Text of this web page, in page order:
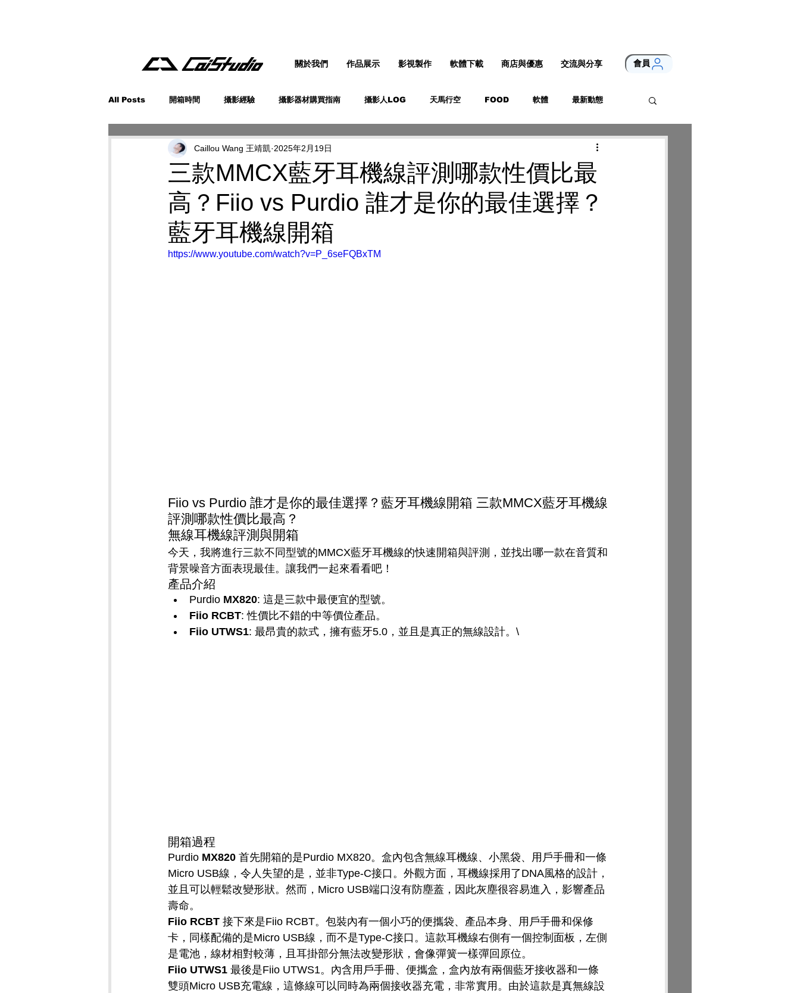
All Posts 開箱時間 攝影經驗 攝影器材購買指南 攝影人LOG 天馬行空 FOOD 軟體 最新動態
三款MMCX藍牙耳機線評測哪款性價比最
高？Fiio vs Purdio 誰才是你的最佳選擇？
藍牙耳機線開箱
Caillou Wang 王靖凱 2025年2月19日
https://www.youtube.com/watch?v=P_6seFQBxTM
Fiio vs Purdio 誰才是你的最佳選擇？藍牙耳機線開箱 三款MMCX藍牙耳機線
評測哪款性價比最高？
無線耳機線評測與開箱
今天，我將進行三款不同型號的MMCX藍牙耳機線的快速開箱與評測，並找出哪一款在音質和
背景噪音方面表現最佳。讓我們一起來看看吧！
產品介紹
Purdio MX820: 這是三款中最便宜的型號。
Fiio RCBT: 性價比不錯的中等價位產品。
Fiio UTWS1: 最昂貴的款式，擁有藍牙5.0，並且是真正的無線設計。\
開箱過程
Purdio MX820 首先開箱的是Purdio MX820。盒內包含無線耳機線、小黑袋、用戶手冊和一條
Micro USB線，令人失望的是，並非Type-C接口。外觀方面，耳機線採用了DNA風格的設計，
並且可以輕鬆改變形狀。然而，Micro USB端口沒有防塵蓋，因此灰塵很容易進入，影響產品
壽命。
Fiio RCBT 接下來是Fiio RCBT。包裝內有一個小巧的便攜袋、產品本身、用戶手冊和保修
卡，同樣配備的是Micro USB線，而不是Type-C接口。這款耳機線右側有一個控制面板，左側
是電池，線材相對較薄，且耳掛部分無法改變形狀，會像彈簧一樣彈回原位。
Fiio UTWS1 最後是Fiio UTWS1。內含用戶手冊、便攜盒，盒內放有兩個藍牙接收器和一條
雙頭Micro USB充電線，這條線可以同時為兩個接收器充電，非常實用。由於這款是真無線設
關於我們 作品展示 影視製作 軟體下載 商店與優惠 交流與分享 會員